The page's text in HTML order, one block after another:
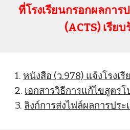
ที่โรงเรียนกรอกผลการ
(ACTS) เรีย
1. หนังสือ (ว.978) แจ้งโรงเ
2. เอกสารวิธีการแก้ไขสูตร
3. ลิงก์การส่งไฟล์ผลการประ